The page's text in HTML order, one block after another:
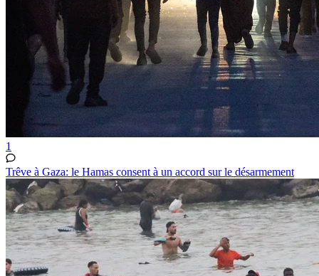
1
Trêve à Gaza: le Hamas consent à un accord sur le désarmement